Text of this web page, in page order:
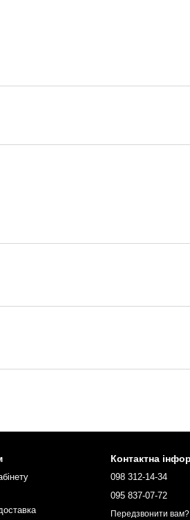
Контактна
098 312-14-34
095 837-07-72
Передзвонити вам?